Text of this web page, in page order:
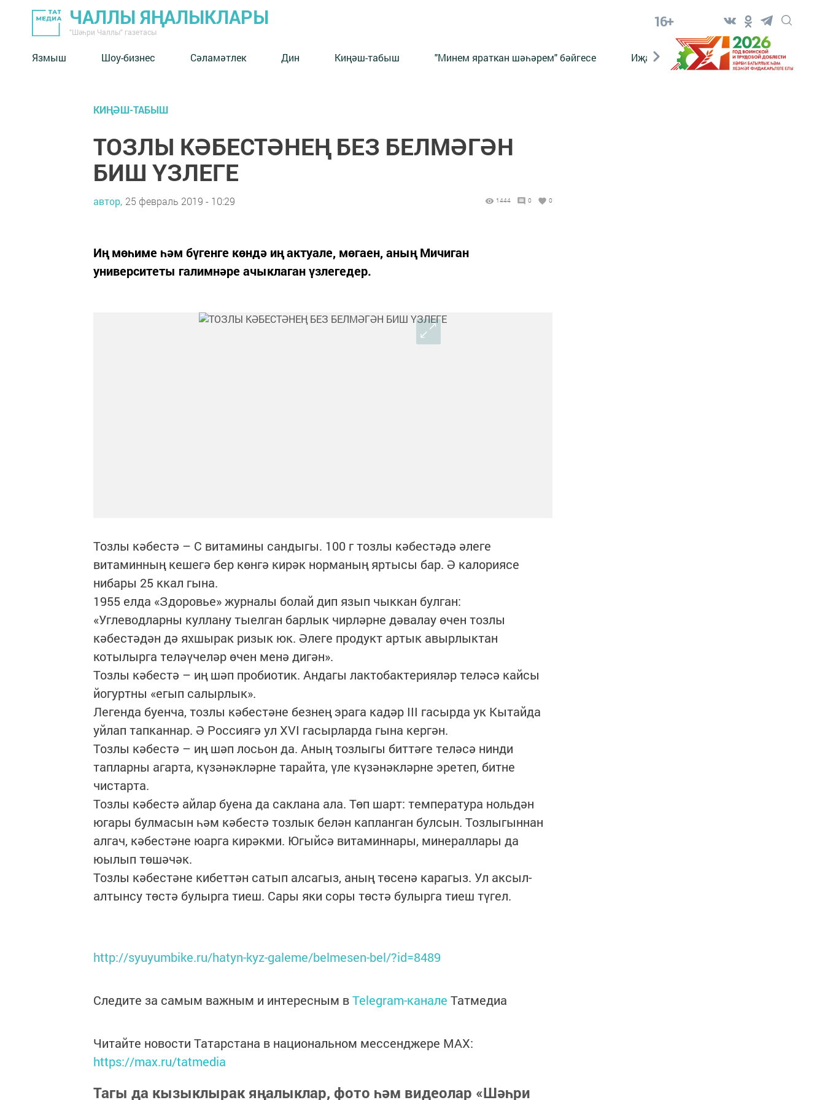
ЧАЛЛЫ ЯҢАЛЫКЛАРЫ
"Шәһри Чаллы" газетасы
16+
Язмыш Шоу-бизнес Сәламәтлек Дин Киңәш-табыш "Минем яраткан шәһәрем" бәйгесе Иҗат Реклама Онлайн
КИҢӘШ-ТАБЫШ
ТОЗЛЫ КӘБЕСТӘНЕҢ БЕЗ БЕЛМӘГӘН
БИШ ҮЗЛЕГЕ
автор, 25 февраль 2019 - 10:29 1444 0 0
Иң мөһиме һәм бүгенге көндә иң актуале, мөгаен, аның Мичиган
университеты галимнәре ачыклаган үзлегедер.
Тозлы кәбестә – С витамины сандыгы. 100 г тозлы кәбестәдә әлеге
витаминның кешегә бер көнгә кирәк норманың яртысы бар. Ә калориясе
нибары 25 ккал гына.
1955 елда «Здоровье» журналы болай дип язып чыккан булган:
«Углеводларны куллану тыелган барлык чирләрне дәвалау өчен тозлы
кәбестәдән дә яхшырак ризык юк. Әлеге продукт артык авырлыктан
котылырга теләүчеләр өчен менә дигән».
Тозлы кәбестә – иң шәп пробиотик. Андагы лактобактерияләр теләсә кайсы
йогуртны «егып салырлык».
Легенда буенча, тозлы кәбестәне безнең эрага кадәр III гасырда ук Кытайда
уйлап тапканнар. Ә Россиягә ул XVI гасырларда гына кергән.
Тозлы кәбестә – иң шәп лосьон да. Аның тозлыгы биттәге теләсә нинди
тапларны агарта, күзәнәкләрне тарайта, үле күзәнәкләрне эретеп, битне
чистарта.
Тозлы кәбестә айлар буена да саклана ала. Төп шарт: температура нольдән
югары булмасын һәм кәбестә тозлык белән капланган булсын. Тозлыгыннан
алгач, кәбестәне юарга кирәкми. Югыйсә витаминнары, минераллары да
юылып төшәчәк.
Тозлы кәбестәне кибеттән сатып алсагыз, аның төсенә карагыз. Ул аксыл-
алтынсу төстә булырга тиеш. Сары яки соры төстә булырга тиеш түгел.
http://syuyumbike.ru/hatyn-kyz-galeme/belmesen-bel/?id=8489
Следите за самым важным и интересным вTelegram-канале Татмедиа
Читайте новости Татарстана в национальном мессенджере MАХ:
https://max.ru/tatmedia
Тагы да кызыклырак яңалыклар, фото һәм видеолар «Шәһри